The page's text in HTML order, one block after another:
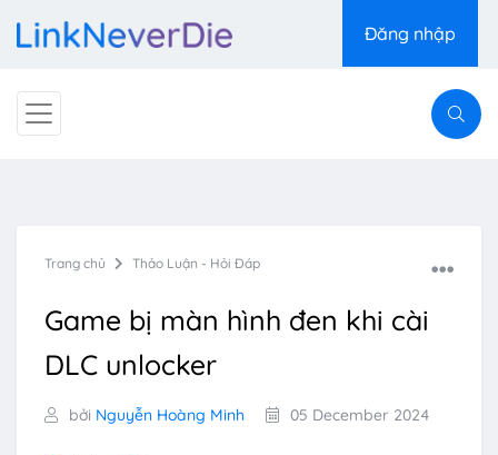
Đăng nhập
Trang chủ Thảo Luận - Hỏi Đáp
Game bị màn hình đen khi cài
DLC unlocker
bởi Nguyễn Hoàng Minh 05 December 2024